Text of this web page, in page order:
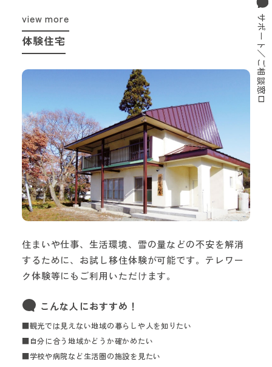
view more
体験住宅
住まいや仕事、生活環境、雪の量などの不安を解消
するために、お試し移住体験が可能です。テレワー
ク体験等にもご利用いただけます。
こんな人におすすめ！
■観光では見えない地域の暮らしや人を知りたい
■自分に合う地域かどうか確かめたい
■学校や病院など生活圏の施設を見たい
サポート／ご相談窓口